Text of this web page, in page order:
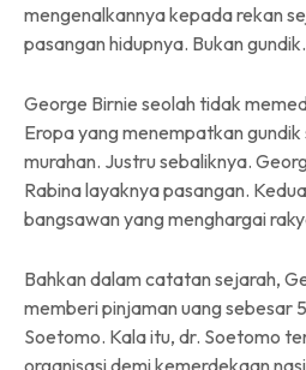
mengenalkannya kepada rekan
pasangan hidupnya. Bukan gundik.
George Birnie seolah tidak
Eropa yang menempatkan
murahan. Justru sebaliknya.
Rabina layaknya pasangan.
bangsawan yang menghargai
Bahkan dalam catatan sejarah,
memberi pinjaman uang sebesar
Soetomo. Kala itu, dr. Soetomo
organisasi demi kemerdekaan